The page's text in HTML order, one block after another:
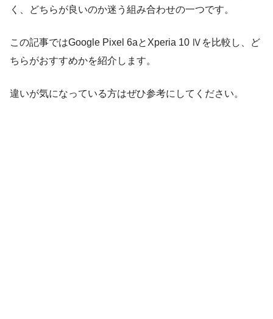
く、どちらが良いのか迷う組み合わせの一つです。
この記事ではGoogle Pixel 6aとXperia 10 Ⅳを比較し、ど
ちらがおすすめかを紹介します。
違いが気になっている方はぜひ参考にしてください。